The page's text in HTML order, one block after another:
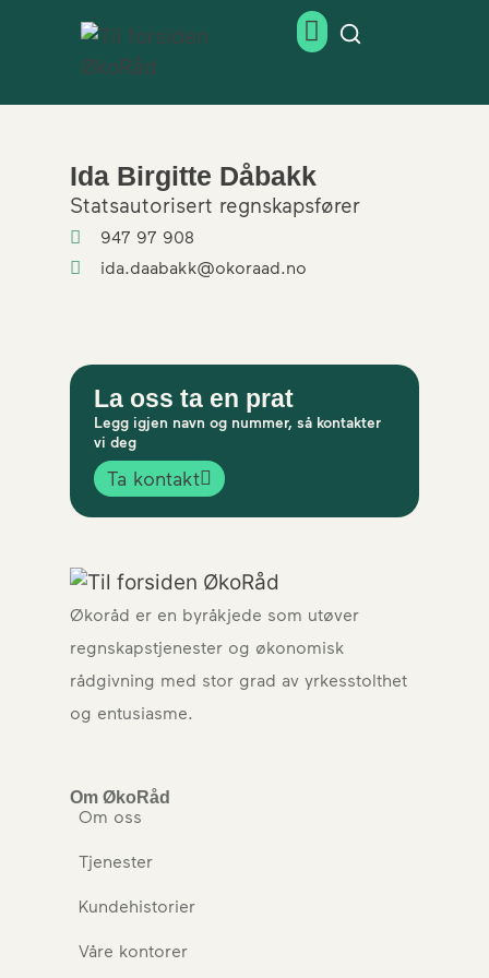
Ida Birgitte Dåbakk
Statsautorisert regnskapsfører
947 97 908
ida.daabakk@okoraad.no
La oss ta en prat
Legg igjen navn og nummer, så kontakter
vi deg
Ta kontakt
Økoråd er en byråkjede som utøver
regnskapstjenester og økonomisk
rådgivning med stor grad av yrkesstolthet
og entusiasme.
Om ØkoRåd
Om oss
Tjenester
Kundehistorier
Våre kontorer